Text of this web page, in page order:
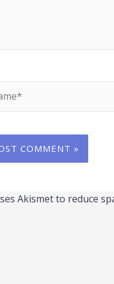
Akismet to reduce